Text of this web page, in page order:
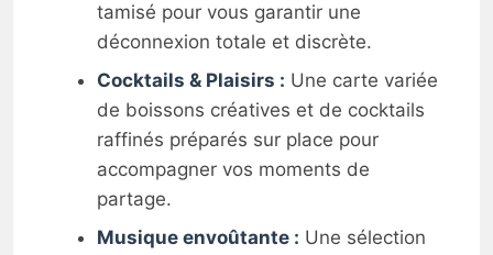
tamisé pour vous garantir une
déconnexion totale et discrète.
Cocktails & Plaisirs : Une carte variée
de boissons créatives et de cocktails
raffinés préparés sur place pour
accompagner vos moments de
partage.
Musique envoûtante : Une sélection